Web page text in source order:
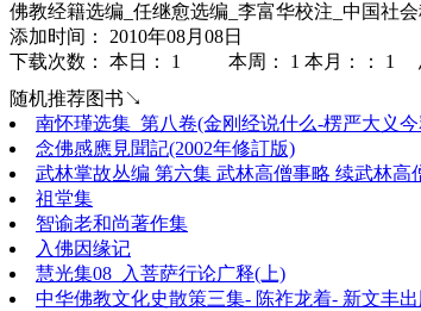
佛教经籍选编_任继愈选编_李富华校注_中国社
添加时间： 2010年08月08日
下载次数： 本日： 1 本周： 1 本月：： 1
随机推荐图书↘
南怀瑾选集_第八卷(金刚经说什么-楞严大义
念佛感應見聞記(2002年修訂版)
武林掌故丛编 第六集 武林高僧事略 续武林高
祖堂集
智谕老和尚著作集
入佛因缘记
慧光集08_入菩萨行论广释(上)
中华佛教文化史散策三集- 陈祚龙着- 新文丰出